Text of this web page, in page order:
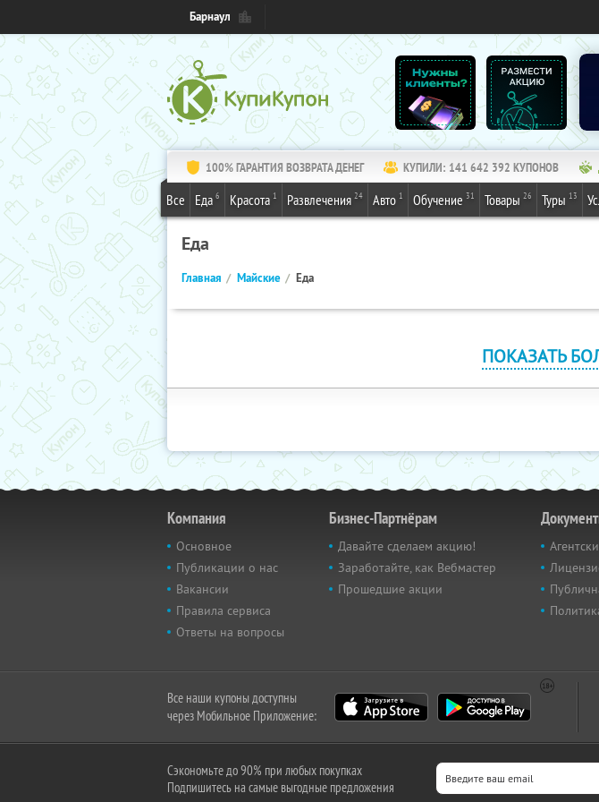
Барнаул
100% ГАРАНТИЯ ВОЗВРАТА ДЕНЕГ КУПИЛИ: 141 642 394 КУПОНОВ
Все Еда 6 Красота 1 Развлечения 24 Авто 1 Обучение 31 Товары 26 Туры 13
Еда
Главная Майские Еда
ПОКАЗАТЬ
Компания
Основное
Публикации о нас
Вакансии
Правила сервиса
Ответы на вопросы
Бизнес-Партнёрам
Давайте сделаем акцию!
Заработайте, как Вебмастер
Прошедшие акции
Все наши купоны доступны
через Мобильное Приложение:
Сэкономьте до 90% при любых покупках
Подпишитесь на самые выгодные предложения